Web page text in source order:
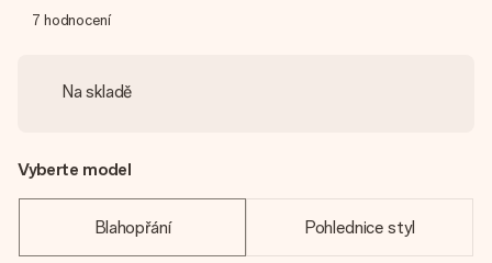
7 hodnocení
Na skladě
Vyberte model
Blahopřání Pohlednice styl